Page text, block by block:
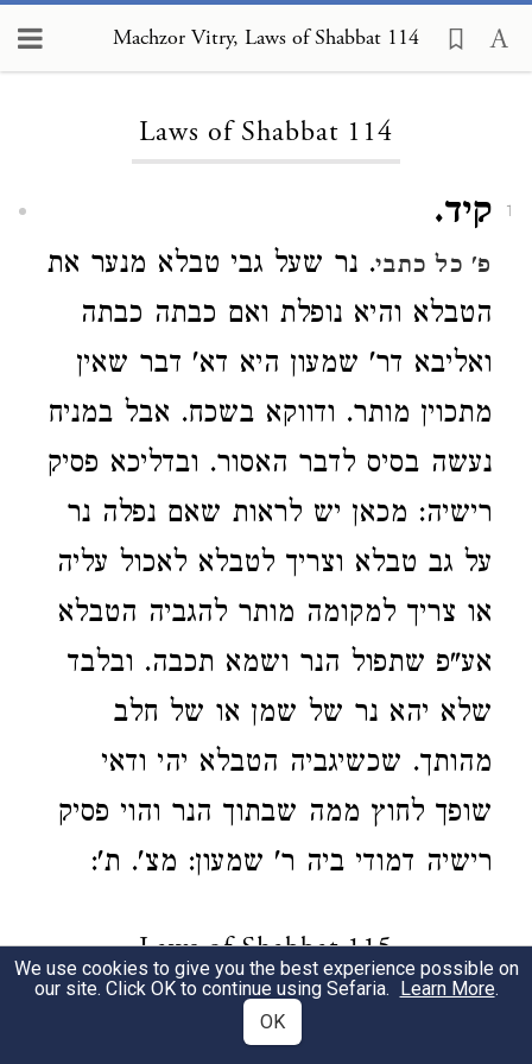
Machzor Vitry, Laws of Shabbat 114
Laws of Shabbat 114
1 קיד.
פ' כל כתבי. נר שעל גבי טבלא מנער את
הטבלא והיא נופלת ואם כבתה כבתה
ואליבא דר' שמעון היא דא' דבר שאין
מתכוין מותר. ודווקא בשכח. אבל במניח
נעשה בסיס לדבר האסור. ובדליכא פסיק
רישיה: מכאן יש לראות שאם נפלה נר
על גב טבלא וצריך לטבלא לאכול עליה
או צריך למקומה מותר להגביה הטבלא
אע"פ שתפול הנר ושמא תכבה. ובלבד
שלא יהא נר של שמן או של חלב
מהותך. שכשיגביה הטבלא יהי ודאי
שופך לחוץ ממה שבתוך הנר והוי פסיק
רישיה דמודי ביה ר' שמעון: מצ'. ת':
Laws of Shabbat 115
We use cookies to give you the best experience possible on
our site. Click OK to continue using Sefaria. Learn More.
OK